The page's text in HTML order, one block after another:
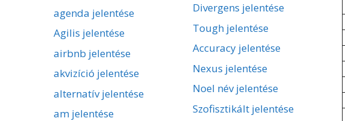
agenda jelentése
Agilis jelentése
airbnb jelentése
akvizíció jelentése
alternatív jelentése
am jelentése
Divergens jelentése
Tough jelentése
Accuracy jelentése
Nexus jelentése
Noel név jelentése
Szofisztikált jelentése